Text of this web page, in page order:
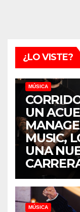
¿LO VISTE?
MÚSICA
UN
MUSIC,
UNA
MÚSICA